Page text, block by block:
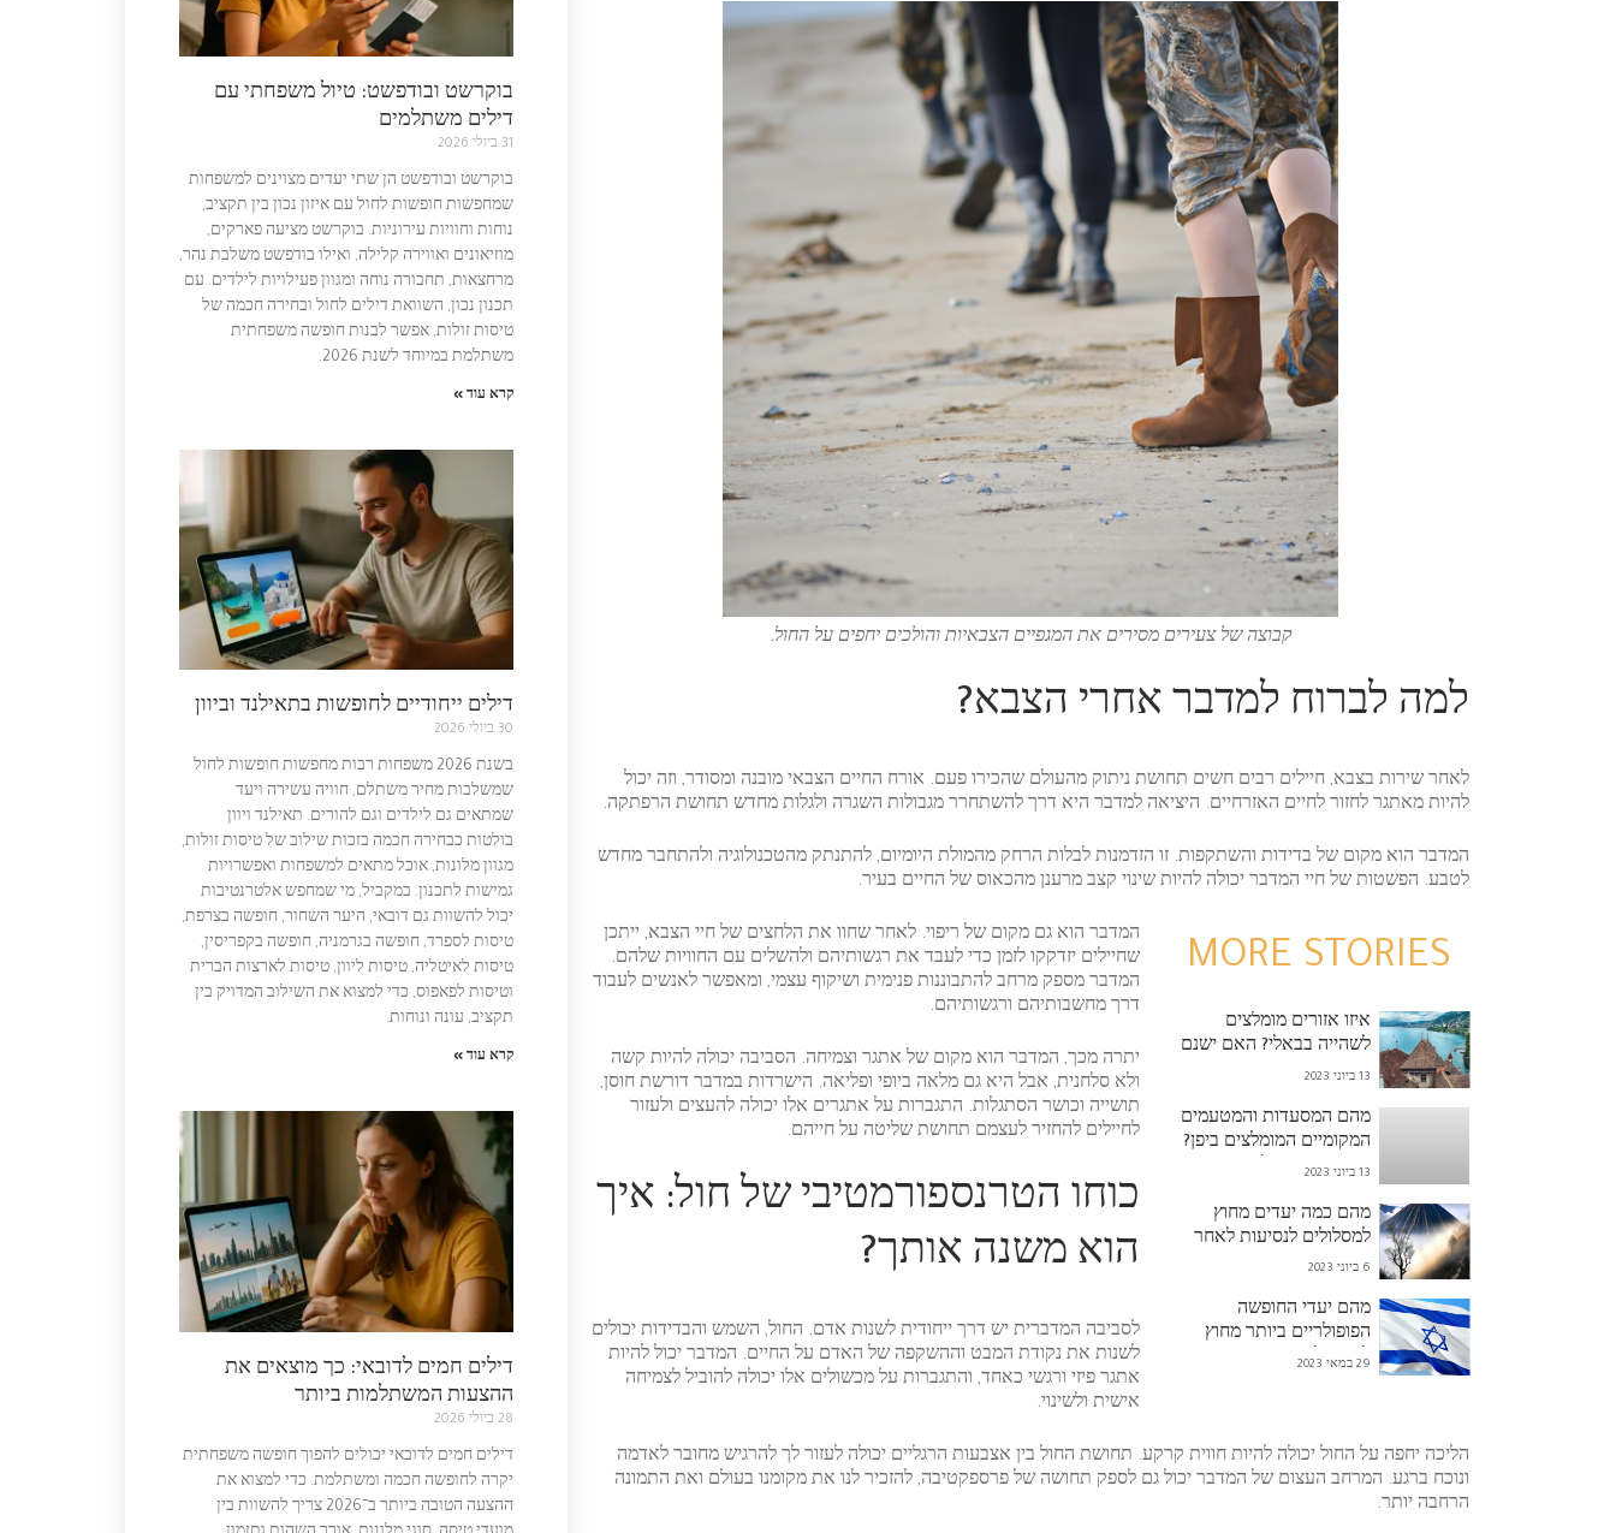
קבוצה של צעירים מסירים את המגפיים הצבאיות והולכים יחפים על החול.
למה לברוח למדבר אחרי הצבא?
לאחר שירות בצבא, חיילים רבים חשים תחושת ניתוק מהעולם שהכירו פעם. אורח החיים הצבאי מובנה ומסודר, וזה יכול
להיות מאתגר לחזור לחיים האזרחיים. היציאה למדבר היא דרך להשתחרר מגבולות השגרה ולגלות מחדש תחושת הרפתקה.
המדבר הוא מקום של בדידות והשתקפות. זו הזדמנות לבלות הרחק מהמולת היומיום, להתנתק מהטכנולוגיה ולהתחבר מחדש
לטבע. הפשטות של חיי המדבר יכולה להיות שינוי קצב מרענן מהכאוס של החיים בעיר.
MORE STORIES
איזו אזורים מומלצים
לשהייה בבאלי? האם ישנם
עיירות או נפאים מסוימים
13 ביוני 2023
מהם המסעדות והמטעמים
המקומיים המומלצים ביפן?
האם יש צורך להזמין מראש
מראש) למסעדות
פופולריות?
13 ביוני 2023
מהם כמה יעדים מחוץ
למסלולים לנסיעות לאחר
צבא?
6 ביוני 2023
מהם יעדי החופשה
הפופולריים ביותר מחוץ
לישראל?
29 במאי 2023
המדבר הוא גם מקום של ריפוי. לאחר שחוו את הלחצים של חיי הצבא, ייתכן
שחיילים יזדקקו לזמן כדי לעבד את רגשותיהם ולהשלים עם החוויות שלהם.
המדבר מספק מרחב להתבוננות פנימית ושיקוף עצמי, ומאפשר לאנשים לעבוד
דרך מחשבותיהם ורגשותיהם.
יתרה מכך, המדבר הוא מקום של אתגר וצמיחה. הסביבה יכולה להיות קשה
ולא סלחנית, אבל היא גם מלאה ביופי ופליאה. הישרדות במדבר דורשת חוסן,
תושייה וכושר הסתגלות. התגברות על אתגרים אלו יכולה להעצים ולעזור
לחיילים להחזיר לעצמם תחושת שליטה על חייהם.
כוחו הטרנספורמטיבי של חול: איך
הוא משנה אותך?
לסביבה המדברית יש דרך ייחודית לשנות אדם. החול, השמש והבדידות יכולים
לשנות את נקודת המבט וההשקפה של האדם על החיים. המדבר יכול להיות
אתגר פיזי ורגשי כאחד, והתגברות על מכשולים אלו יכולה להוביל לצמיחה
אישית ולשינוי.
הליכה יחפה על החול יכולה להיות חווית קרקע. תחושת החול בין אצבעות הרגליים יכולה לעזור לך להרגיש מחובר לאדמה
ונוכח ברגע. המרחב העצום של המדבר יכול גם לספק תחושה של פרספקטיבה, להזכיר לנו את מקומנו בעולם ואת התמונה
הרחבה יותר.
בוקרשט ובודפשט: טיול משפחתי עם
דילים משתלמים
31 ביולי 2026
בוקרשט ובודפשט הן שתי יעדים מצוינים למשפחות
שמחפשות חופשות לחול עם איזון נכון בין תקציב,
נוחות וחוויות עירוניות. בוקרשט מציעה פארקים,
מוזיאונים ואווירה קלילה, ואילו בודפשט משלבת נהר,
מרחצאות, תחבורה נוחה ומגוון פעילויות לילדים. עם
תכנון נכון, השוואת דילים לחול ובחירה חכמה של
טיסות זולות, אפשר לבנות חופשה משפחתית
משתלמת במיוחד לשנת 2026.
קרא עוד »
דילים ייחודיים לחופשות בתאילנד וביוון
30 ביולי 2026
בשנת 2026 משפחות רבות מחפשות חופשות לחול
שמשלבות מחיר משתלם, חוויה עשירה ויעד
שמתאים גם לילדים וגם להורים. תאילנד ויוון
בולטות כבחירה חכמה בזכות שילוב של טיסות זולות,
מגוון מלונות, אוכל מתאים למשפחות ואפשרויות
גמישות לתכנון. במקביל, מי שמחפש אלטרנטיבות
יכול להשוות גם דובאי, היער השחור, חופשה בצרפת,
טיסות לספרד, חופשה בגרמניה, חופשה בקפריסין,
טיסות לאיטליה, טיסות ליוון, טיסות לארצות הברית
וטיסות לפאפוס, כדי למצוא את השילוב המדויק בין
תקציב, עונה ונוחות.
קרא עוד »
דילים חמים לדובאי: כך מוצאים את
ההצעות המשתלמות ביותר
28 ביולי 2026
דילים חמים לדובאי יכולים להפוך חופשה משפחתית
יקרה לחופשה חכמה ומשתלמת. כדי למצוא את
ההצעה הטובה ביותר ב־2026 צריך להשוות בין